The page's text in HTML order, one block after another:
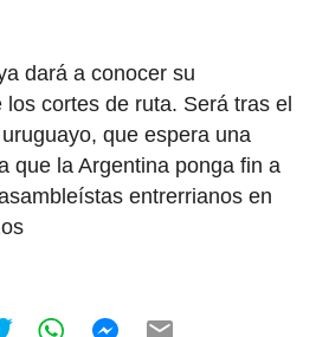
dará a conocer su
cortes de ruta. Será tras el
que espera una
que la Argentina ponga fin a
entrerrianos en